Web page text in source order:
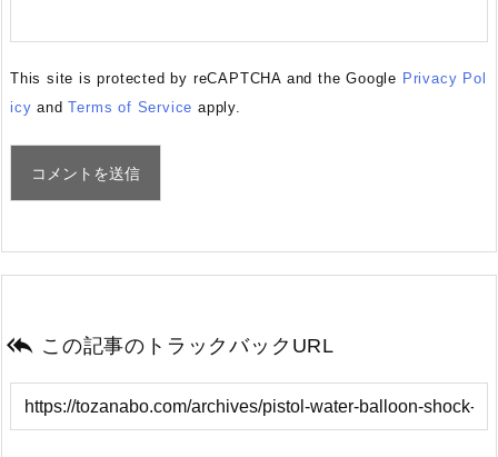
This site is protected by reCAPTCHA and the Google Privacy Pol
icy andTerms of Service apply.
 この記事のトラックバックURL